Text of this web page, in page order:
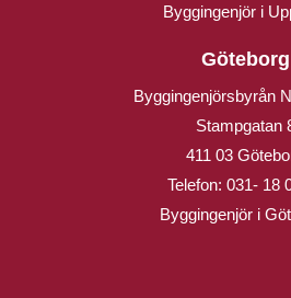
Byggingenjör i
Göteborg
Byggingenjörsbyrån
Stampgatan
411 03
Telefon: 031- 18
Byggingenjör i